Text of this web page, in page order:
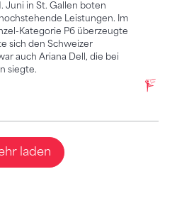
Juni in St. Gallen boten
Leistungen. Im
Kategorie P6 überzeugte
sich den Schweizer
auch Ariana Dell, die bei
siegte.
laden